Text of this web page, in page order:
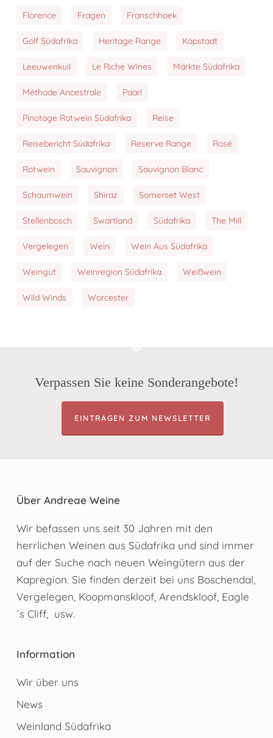
Florence Fragen Franschhoek
Golf Südafrika Heritage Range Kapstadt
Leeuwenkuil Le Riche Wines Märkte Südafrika
Méthode Ancestrale Paarl
Pinotage Rotwein Südafrika Reise
Reisebericht Südafrika Reserve Range Rosé
Rotwein Sauvignon Sauvignon Blanc
Schaumwein Shiraz Somerset West
Stellenbosch Swartland Südafrika The Mill
Vergelegen Wein Wein Aus Südafrika
Weingut Weinregion Südafrika Weißwein
Wild Winds Worcester
Verpassen Sie keine Sonderangebote!
EINTRAGEN ZUM NEWSLETTER
Über Andreae Weine
Wir befassen uns seit 30 Jahren mit den
herrlichen Weinen aus Südafrika und sind immer
auf der Suche nach neuen Weingütern aus der
Kapregion. Sie finden derzeit bei uns Boschendal,
Vergelegen, Koopmanskloof, Arendskloof, Eagle
´s Cliff, usw.
Information
Wir über uns
News
Weinland Südafrika